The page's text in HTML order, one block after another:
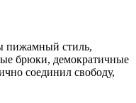
пижамный стиль,
брюки, демократичные
соединил свободу,